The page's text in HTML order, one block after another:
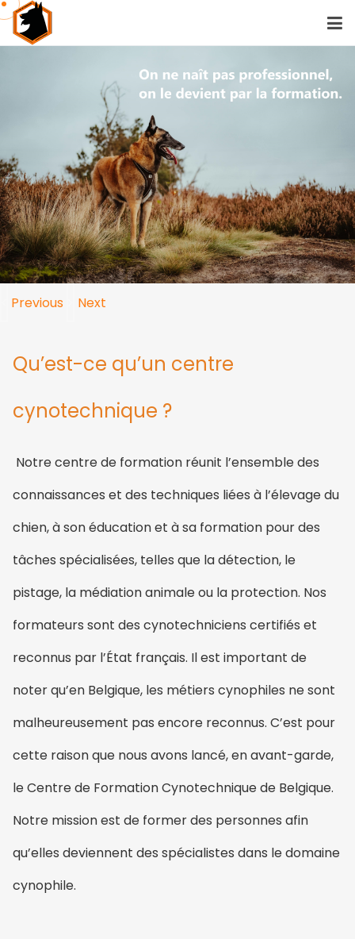
Previous Next
Qu’est-ce qu’un centre
cynotechnique ?
Notre centre de formation réunit l’ensemble des
connaissances et des techniques liées à l’élevage du
chien, à son éducation et à sa formation pour des
tâches spécialisées, telles que la détection, le
pistage, la médiation animale ou la protection. Nos
formateurs sont des cynotechniciens certifiés et
reconnus par l’État français. Il est important de
noter qu’en Belgique, les métiers cynophiles ne sont
malheureusement pas encore reconnus. C’est pour
cette raison que nous avons lancé, en avant-garde,
le Centre de Formation Cynotechnique de Belgique.
Notre mission est de former des personnes afin
qu’elles deviennent des spécialistes dans le domaine
cynophile.